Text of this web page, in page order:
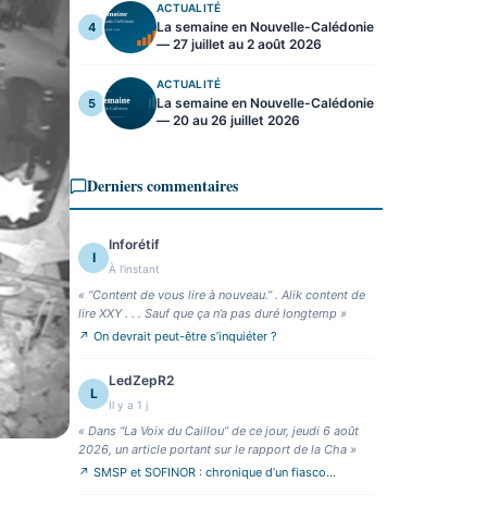
4
ACTUALITÉ
La semaine en Nouvelle-Calédonie
— 27 juillet au 2 août 2026
5
ACTUALITÉ
La semaine en Nouvelle-Calédonie
— 20 au 26 juillet 2026
Derniers commentaires
I
Inforétif
À l'instant
« “Content de vous lire à nouveau.” . Alik content de
lire XXY . . . Sauf que ça n’a pas duré longtemp »
↗ On devrait peut-être s’inquiéter ?
L
LedZepR2
Il y a 1 j
« Dans “La Voix du Caillou” de ce jour, jeudi 6 août
2026, un article portant sur le rapport de la Cha »
↗ SMSP et SOFINOR : chronique d’un fiasco